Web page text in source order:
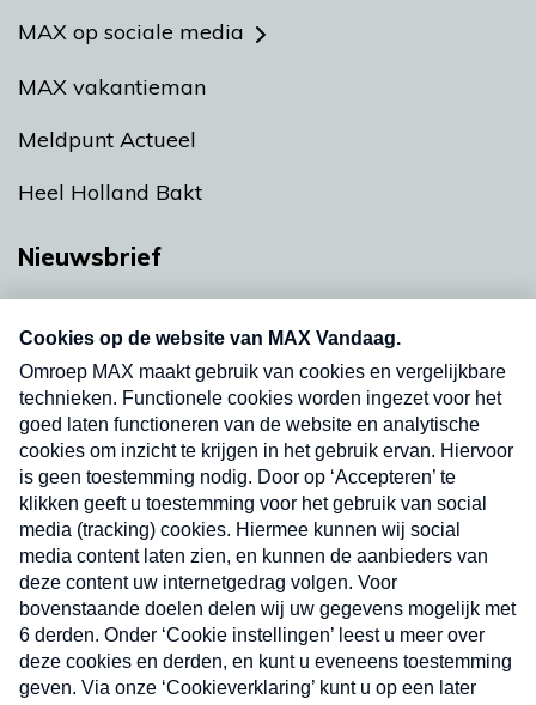
MAX op sociale media
MAX vakantieman
Meldpunt Actueel
Heel Holland Bakt
Nieuwsbrief
nieuwsbrief. Elke vrijdag- en dinsdagochtend in
uw mailbox.
Verzend
Nieuwsbrief